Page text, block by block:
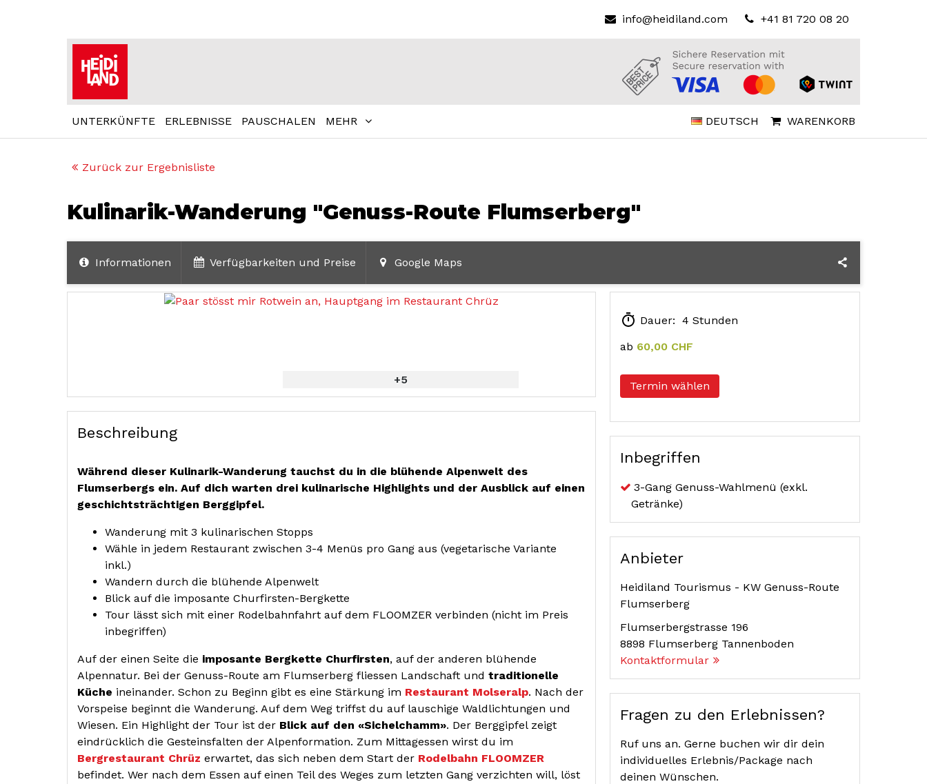
info@heidiland.com +41 81 720 08 20
DEUTSCH WARENKORB
UNTERKÜNFTE ERLEBNISSE PAUSCHALEN MEHR
Zurück zur Ergebnisliste
Kulinarik-Wanderung "Genuss-Route Flumserberg"
Informationen Verfügbarkeiten und Preise Google Maps
+5
Beschreibung
Während dieser Kulinarik-Wanderung tauchst du in die blühende Alpenwelt des
Flumserbergs ein. Auf dich warten drei kulinarische Highlights und der Ausblick auf einen
geschichtsträchtigen Berggipfel.
Wanderung mit 3 kulinarischen Stopps
Wähle in jedem Restaurant zwischen 3-4 Menüs pro Gang aus (vegetarische Variante
inkl.)
Wandern durch die blühende Alpenwelt
Blick auf die imposante Churfirsten-Bergkette
Tour lässt sich mit einer Rodelbahnfahrt auf dem FLOOMZER verbinden (nicht im Preis
inbegriffen)
Auf der einen Seite die imposante Bergkette Churfirsten, auf der anderen blühende
Alpennatur. Bei der Genuss-Route am Flumserberg fliessen Landschaft und traditionelle
Küche ineinander. Schon zu Beginn gibt es eine Stärkung im Restaurant Molseralp. Nach der
Vorspeise beginnt die Wanderung. Auf dem Weg triffst du auf lauschige Waldlichtungen und
Wiesen. Ein Highlight der Tour ist der Blick auf den «Sichelchamm». Der Berggipfel zeigt
eindrücklich die Gesteinsfalten der Alpenformation. Zum Mittagessen wirst du im
Bergrestaurant Chrüz erwartet, das sich neben dem Start der Rodelbahn FLOOMZER
befindet. Wer nach dem Essen auf einen Teil des Weges zum letzten Gang verzichten will, löst
Dauer: 4 Stunden
ab 60,00 CHF
Termin wählen
Inbegriffen
3-Gang Genuss-Wahlmenü (exkl.
Getränke)
Anbieter
Heidiland Tourismus - KW Genuss-Route
Flumserberg
Flumserbergstrasse 196
8898 Flumserberg Tannenboden
Kontaktformular
Fragen zu den Erlebnissen?
Ruf uns an. Gerne buchen wir dir dein
individuelles Erlebnis/Package nach
deinen Wünschen.